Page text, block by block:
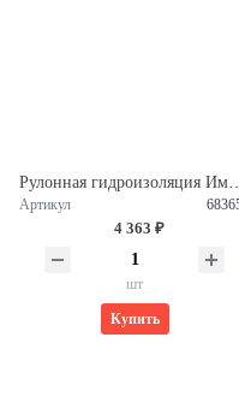
Рулонная гидроизоляция
Артикул
4 363 ₽
шт
Купить